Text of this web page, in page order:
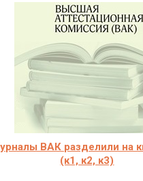
ВАК разделили на
(к1, к2, к3)